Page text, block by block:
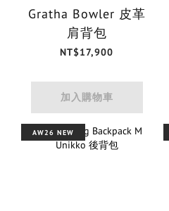
Gratha Bowler 皮革
肩背包
NT$17,900
加入購物車
AW26 NEW